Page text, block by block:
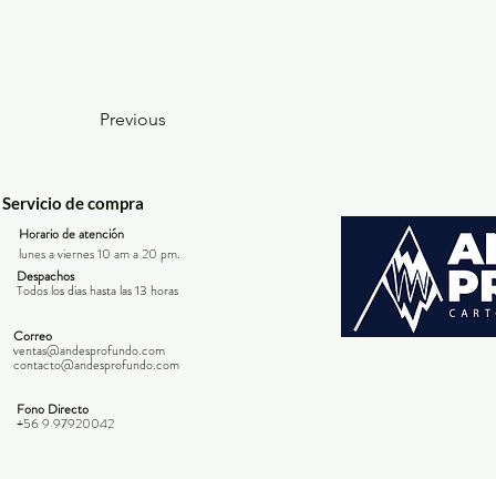
Previous
Servicio de compra
Horario de atención
lunes a viernes 10 am a 20 pm.
Despachos
Todos los dias hasta las 13 horas
Correo
ventas@andesprofundo.com
contacto@andesprofundo.com
Fono Directo
+56 9 97920042